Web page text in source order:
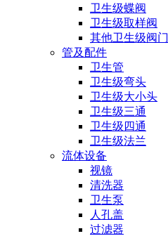
卫生级蝶阀
卫生级取样阀
其他卫生级阀门
管及配件
卫生管
卫生级弯头
卫生级大小头
卫生级三通
卫生级四通
卫生级法兰
流体设备
视镜
清洗器
卫生泵
人孔盖
过滤器